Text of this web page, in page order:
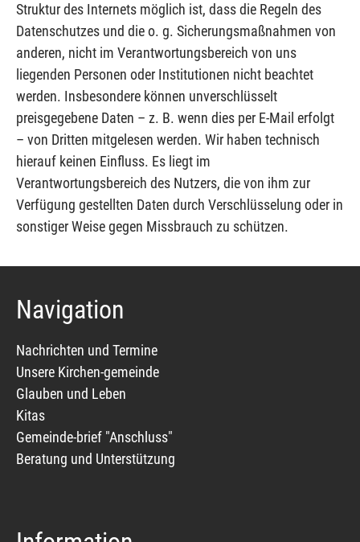
Struktur des Internets möglich ist, dass die Regeln des
Datenschutzes und die o. g. Sicherungsmaßnahmen von
anderen, nicht im Verantwortungsbereich von uns
liegenden Personen oder Institutionen nicht beachtet
werden. Insbesondere können unverschlüsselt
preisgegebene Daten – z. B. wenn dies per E-Mail erfolgt
– von Dritten mitgelesen werden. Wir haben technisch
hierauf keinen Einfluss. Es liegt im
Verantwortungsbereich des Nutzers, die von ihm zur
Verfügung gestellten Daten durch Verschlüsselung oder in
sonstiger Weise gegen Missbrauch zu schützen.
Navigation
Nachrichten und Termine
Unsere Kirchen-gemeinde
Glauben und Leben
Kitas
Gemeinde-brief "Anschluss"
Beratung und Unterstützung